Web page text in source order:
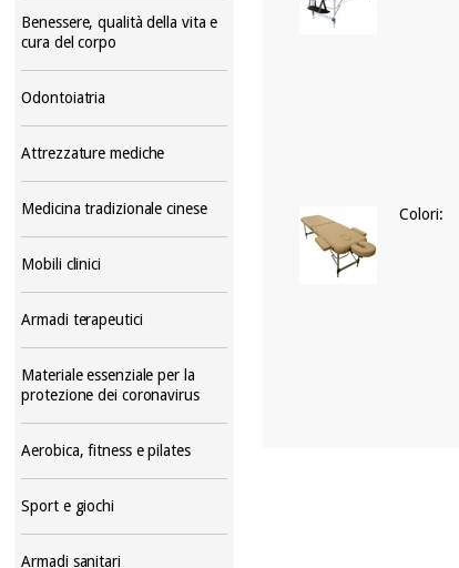
Benessere, qualità della vita e
cura del corpo
Odontoiatria
Attrezzature mediche
Medicina tradizionale cinese
Mobili clinici
Armadi terapeutici
Materiale essenziale per la
protezione dei coronavirus
Aerobica, fitness e pilates
Sport e giochi
Armadi sanitari
Colori: